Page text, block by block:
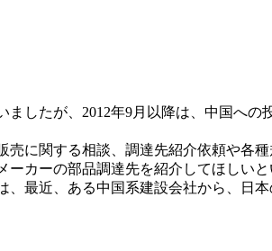
したが、2012年9月以降は、中国へ
に関する相談、調達先紹介依頼や各
カーの部品調達先を紹介してほしい
最近、ある中国系建設会社から、日